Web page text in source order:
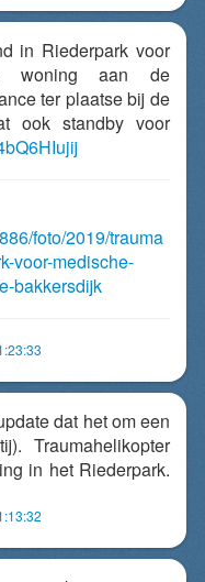
in Riederpark voor
woning aan de
ter plaatse bij de
ook standby voor
foto/2019/trauma
voor-medische-
bakkersdijk
dat het om een
Traumahelikopter
in het Riederpark.